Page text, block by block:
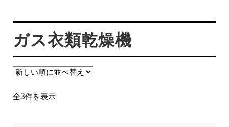
へ
ス
キ
ッ
プ
キ
ッ
プ
ご来場特典
お知らせ
ガス衣類乾燥機
全3件を表示新